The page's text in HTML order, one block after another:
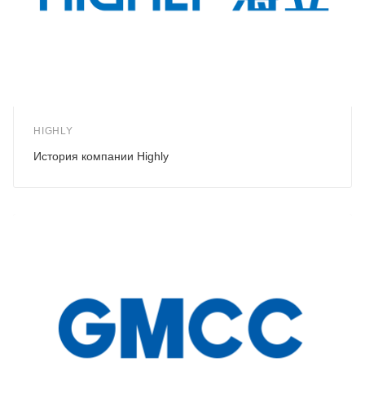
HIGHLY
История компании Highly